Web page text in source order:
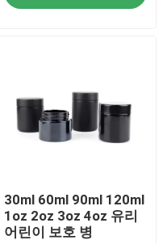
30ml 60ml 90ml 120ml
1oz 2oz 3oz 4oz 유리
어린이 보호 병